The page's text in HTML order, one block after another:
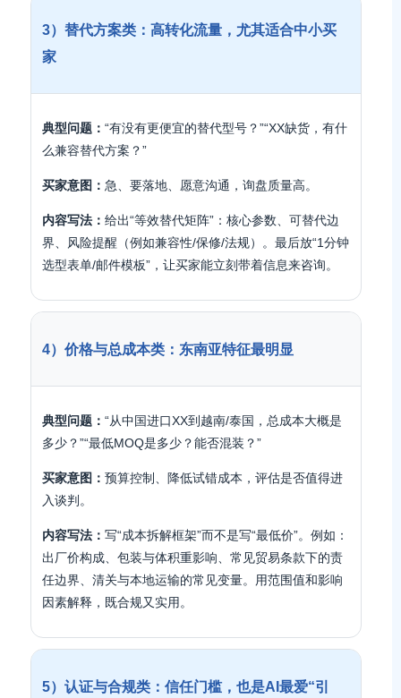
3）替代方案类：高转化流量，尤其适合中小买
家
典型问题： “有没有更便宜的替代型号？”“XX缺货，有什
么兼容替代方案？”
买家意图： 急、要落地、愿意沟通，询盘质量高。
内容写法： 给出“等效替代矩阵”：核心参数、可替代边
界、风险提醒（例如兼容性/保修/法规）。最后放“1分钟
选型表单/邮件模板”，让买家能立刻带着信息来咨询。
4）价格与总成本类：东南亚特征最明显
典型问题： “从中国进口XX到越南/泰国，总成本大概是
多少？”“最低MOQ是多少？能否混装？”
买家意图： 预算控制、降低试错成本，评估是否值得进
入谈判。
内容写法： 写“成本拆解框架”而不是写“最低价”。例如：
出厂价构成、包装与体积重影响、常见贸易条款下的责
任边界、清关与本地运输的常见变量。用范围值和影响
因素解释，既合规又实用。
5）认证与合规类：信任门槛，也是AI最爱“引